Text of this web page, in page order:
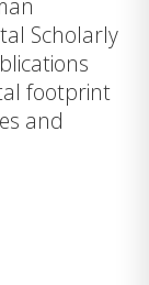
Scholarly
footprint
and